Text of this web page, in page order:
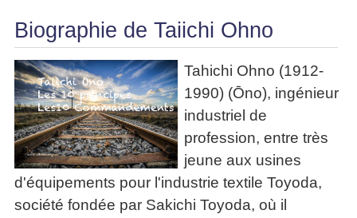
de
décision
▶
Tous
les
articles
Décider
»»»
▶
ebook
PDF
management
gratuits
▶
PDF
Entrepreneuriat
▶
ebook
Perfonomique
Biographie de Taiichi Ohno
Tahichi Ohno (1912-
1990) (Ōno), ingénieur
industriel de
profession, entre très
jeune aux usines
d'équipements pour l'industrie textile Toyoda,
société fondée par Sakichi Toyoda, où il